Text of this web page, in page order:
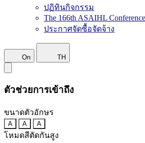
ปฏิทินกิจกรรม
The 166th ASAIHL Conference
ประกาศจัดซื้อจัดจ้าง
On TH
ตัวช่วยการเข้าถึง
ขนาดตัวอักษร
A A A
โหมดสีตัดกันสูง